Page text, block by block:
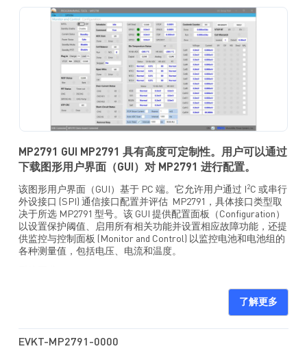
其他功能：
集成 3.3V 和 5V低压差 (LDO)稳压器
低电流待机模式
负载和充电器插入检测
高压 (HV) 和低压 (LV) GPIO
专用热敏电阻输入
开路检测
电池持续失效标记
用于保护阈值的可锁定MTP
支持随机电池连接
采用 TQFP-48 (7mmx7mm) 封装
MP2791 GUI MP2791 具有高度可定制性。用户可以通过
下载图形用户界面（GUI）对 MP2791 进行配置。
该图形用户界面（GUI）基于 PC 端。它允许用户通过 I 2C 或串行
外设接口 (SPI) 通信接口配置并评估 MP2791，具体接口类型取
决于所选 MP2791 型号。该 GUI 提供配置面板（Configuration）
以设置保护阈值、启用所有相关功能并设置相应故障功能，还提
供监控与控制面板 (Monitor and Control) 以监控电池和电池组的
各种测量值，包括电压、电流和温度。
至少有一个可用 USB 端口的 PC
至少 25.6MB 可用空间
了解更多
EVKT-MP2791-0000